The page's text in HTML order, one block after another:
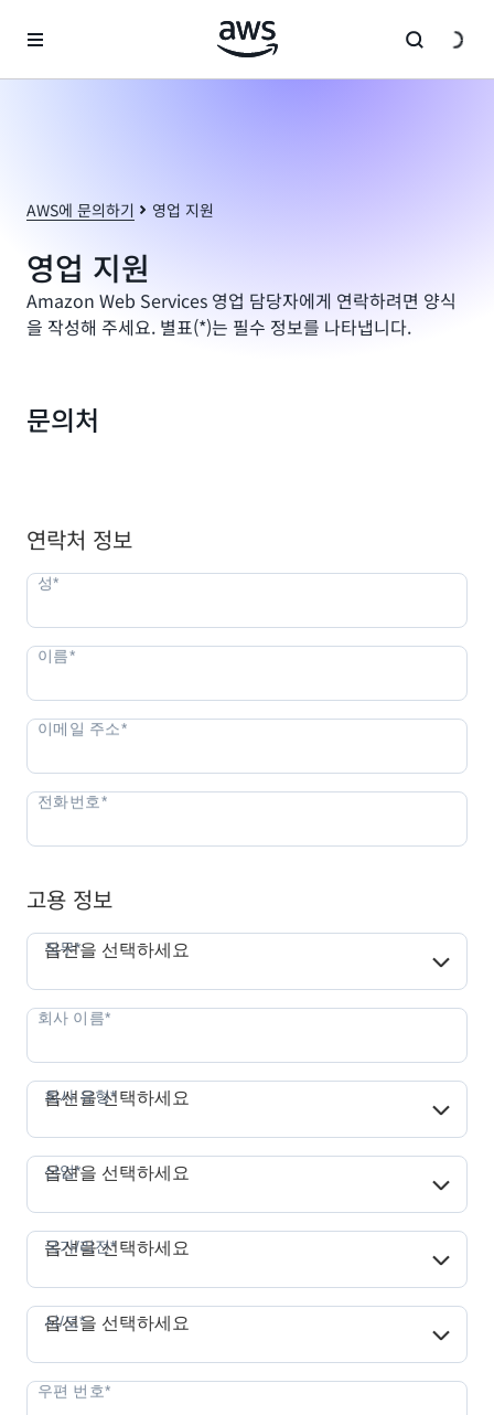
AWS에 문의하기 영업 지원
영업 지원
Amazon Web Services 영업 담당자에게 연락하려면 양식
을 작성해 주세요. 별표(*)는 필수 정보를 나타냅니다.
문의처
연락처 정보
고용 정보
직무*
옵션을 선택하세요
회사 유형*
옵션을 선택하세요
산업*
옵션을 선택하세요
국가/리전*
옵션을 선택하세요
시/도*
옵션을 선택하세요